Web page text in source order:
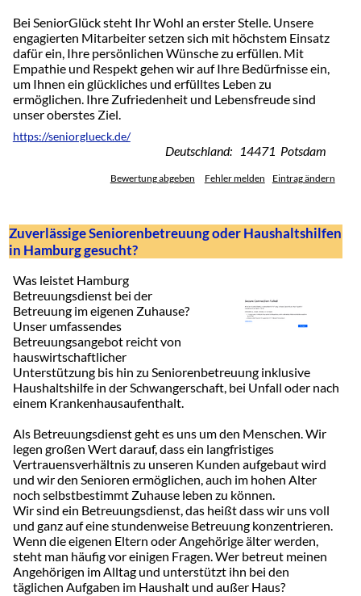
Bei SeniorGlück steht Ihr Wohl an erster Stelle. Unsere
engagierten Mitarbeiter setzen sich mit höchstem Einsatz
dafür ein, Ihre persönlichen Wünsche zu erfüllen. Mit
Empathie und Respekt gehen wir auf Ihre Bedürfnisse ein,
um Ihnen ein glückliches und erfülltes Leben zu
ermöglichen. Ihre Zufriedenheit und Lebensfreude sind
unser oberstes Ziel.
https://seniorglueck.de/
Deutschland: 14471 Potsdam
Bewertung abgeben Fehler melden Eintrag ändern
Zuverlässige Seniorenbetreuung oder Haushaltshilfen
in Hamburg gesucht?
Was leistet Hamburg
Betreuungsdienst bei der
Betreuung im eigenen Zuhause?
Unser umfassendes
Betreuungsangebot reicht von
hauswirtschaftlicher
Unterstützung bis hin zu Seniorenbetreuung inklusive
Haushaltshilfe in der Schwangerschaft, bei Unfall oder nach
einem Krankenhausaufenthalt.
Als Betreuungsdienst geht es uns um den Menschen. Wir
legen großen Wert darauf, dass ein langfristiges
Vertrauensverhältnis zu unseren Kunden aufgebaut wird
und wir den Senioren ermöglichen, auch im hohen Alter
noch selbstbestimmt Zuhause leben zu können.
Wir sind ein Betreuungsdienst, das heißt dass wir uns voll
und ganz auf eine stundenweise Betreuung konzentrieren.
Wenn die eigenen Eltern oder Angehörige älter werden,
steht man häufig vor einigen Fragen. Wer betreut meinen
Angehörigen im Alltag und unterstützt ihn bei den
täglichen Aufgaben im Haushalt und außer Haus?